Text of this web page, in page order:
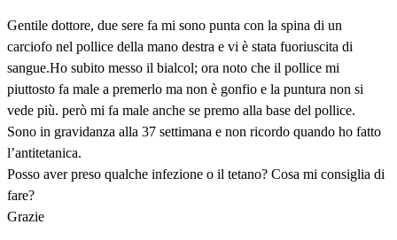
Gentile dottore, due sere fa mi sono punta con la spina di un
carciofo nel pollice della mano destra e vi è stata fuoriuscita di
sangue.Ho subito messo il bialcol; ora noto che il pollice mi
piuttosto fa male a premerlo ma non è gonfio e la puntura non si
vede più. però mi fa male anche se premo alla base del pollice.
Sono in gravidanza alla 37 settimana e non ricordo quando ho fatto
l’antitetanica.
Posso aver preso qualche infezione o il tetano? Cosa mi consiglia di
fare?
Grazie